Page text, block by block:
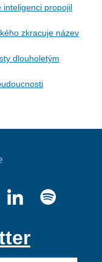
inteligenci propojil
zkracuje název
dlouholetým